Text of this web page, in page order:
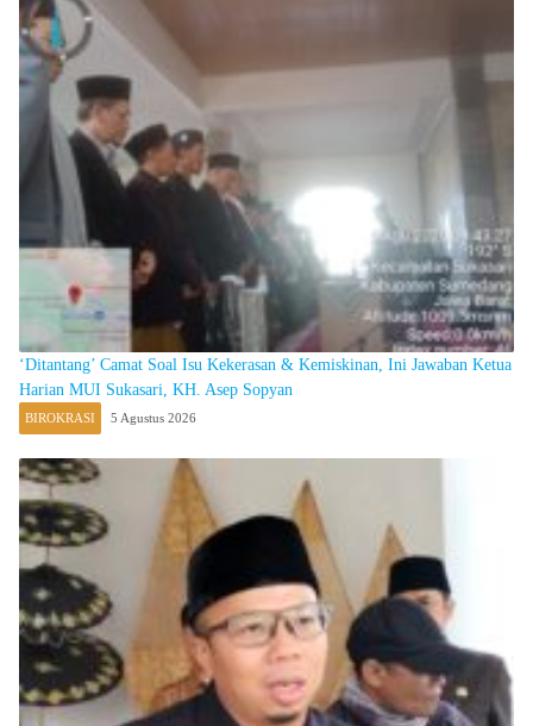
‘Ditantang’ Camat Soal Isu Kekerasan & Kemiskinan, Ini Jawaban Ketua
Harian MUI Sukasari, KH. Asep Sopyan
BIROKRASI 5 Agustus 2026